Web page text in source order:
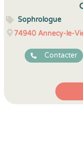
Sophrologue
74940 Annecy-le-
Contacter